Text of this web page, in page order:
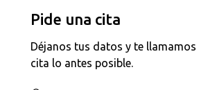
Pide una cita
Déjanos tus datos y te llamamos
cita lo antes posible.